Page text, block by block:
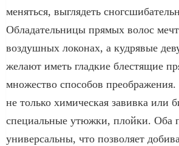
меняться, выглядеть
Обладательницы прямых волос
воздушных локонах, а кудрявые
желают иметь гладкие блестящие
множество способов
не только химическая завивка или
специальные утюжки, плойки. Оба
универсальны, что позволяет